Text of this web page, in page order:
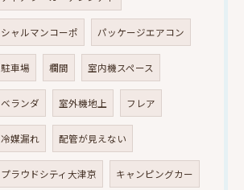
シャルマンコーポ パッケージエアコン
駐車場 欄間 室内機スペース
ベランダ 室外機地上 フレア
冷媒漏れ 配管が見えない
プラウドシティ大津京 キャンピングカー